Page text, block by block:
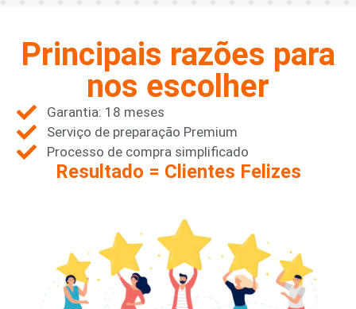
Principais razões para
nos escolher
Garantia: 18 meses
Serviço de preparação Premium
Processo de compra simplificado
Resultado = Clientes Felizes